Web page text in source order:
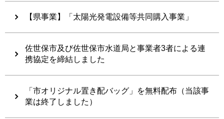
【県事業】「太陽光発電設備等共同購入事業」
佐世保市及び佐世保市水道局と事業者3者による連
携協定を締結しました
「市オリジナル置き配バッグ」を無料配布（当該事
業は終了しました）